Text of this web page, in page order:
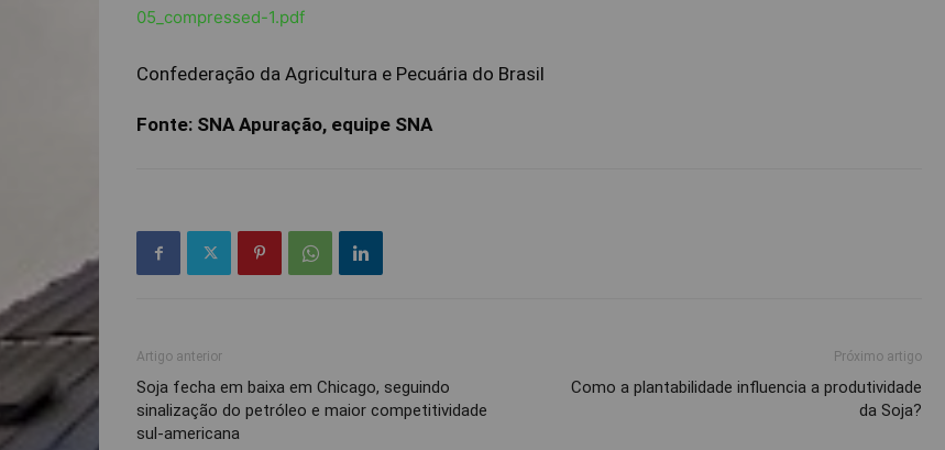
05_compressed-1.pdf
Confederação da Agricultura e Pecuária do Brasil
Fonte: SNA Apuração, equipe SNA
Artigo anterior
Soja fecha em baixa em Chicago, seguindo
sinalização do petróleo e maior competitividade
sul-americana
Próximo artigo
Como a plantabilidade influencia a produtividade
da Soja?